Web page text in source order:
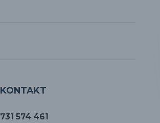
KONTAKT
731 574 461